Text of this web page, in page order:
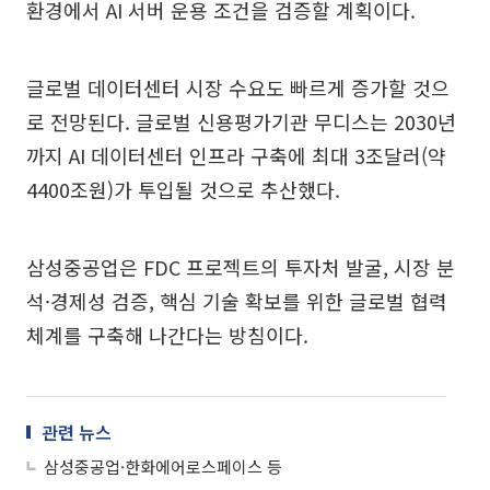
환경에서 AI 서버 운용 조건을 검증할 계획이다.
글로벌 데이터센터 시장 수요도 빠르게 증가할 것으
로 전망된다. 글로벌 신용평가기관 무디스는 2030년
까지 AI 데이터센터 인프라 구축에 최대 3조달러(약
4400조원)가 투입될 것으로 추산했다.
삼성중공업은 FDC 프로젝트의 투자처 발굴, 시장 분
석·경제성 검증, 핵심 기술 확보를 위한 글로벌 협력
체계를 구축해 나간다는 방침이다.
관련 뉴스
삼성중공업·한화에어로스페이스 등